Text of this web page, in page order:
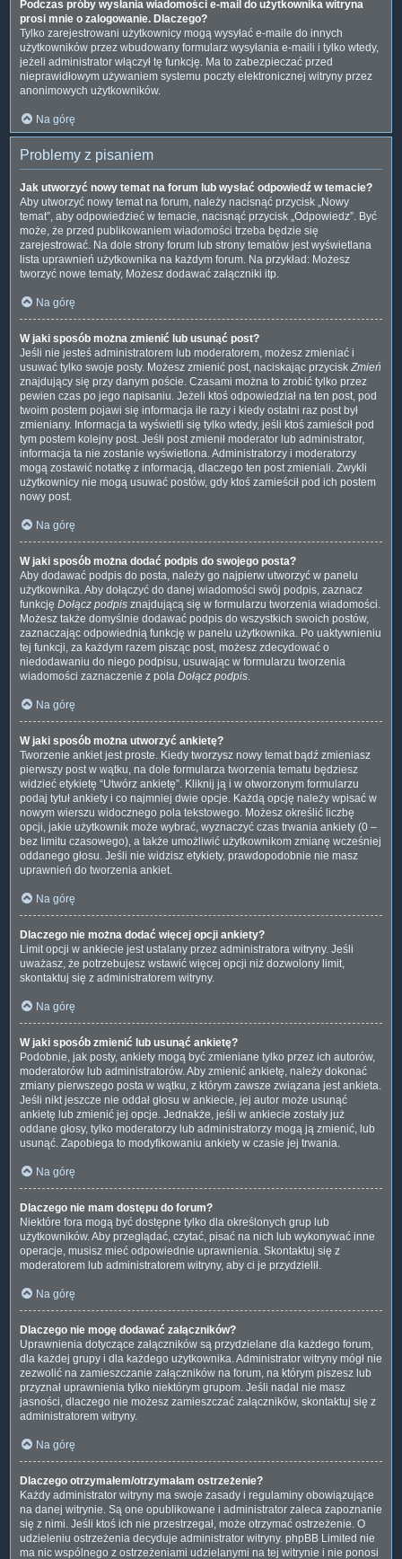
Podczas próby wysłania wiadomości e-mail do użytkownika witryna
prosi mnie o zalogowanie. Dlaczego?
Tylko zarejestrowani użytkownicy mogą wysyłać e-maile do innych
użytkowników przez wbudowany formularz wysyłania e-maili i tylko wtedy,
jeżeli administrator włączył tę funkcję. Ma to zabezpieczać przed
nieprawidłowym używaniem systemu poczty elektronicznej witryny przez
anonimowych użytkowników.
Na górę
Problemy z pisaniem
Jak utworzyć nowy temat na forum lub wysłać odpowiedź w temacie?
Aby utworzyć nowy temat na forum, należy nacisnąć przycisk „Nowy
temat”, aby odpowiedzieć w temacie, nacisnąć przycisk „Odpowiedz”. Być
może, że przed publikowaniem wiadomości trzeba będzie się
zarejestrować. Na dole strony forum lub strony tematów jest wyświetlana
lista uprawnień użytkownika na każdym forum. Na przykład: Możesz
tworzyć nowe tematy, Możesz dodawać załączniki itp.
Na górę
W jaki sposób można zmienić lub usunąć post?
Jeśli nie jesteś administratorem lub moderatorem, możesz zmieniać i
usuwać tylko swoje posty. Możesz zmienić post, naciskając przycisk Zmień
znajdujący się przy danym poście. Czasami można to zrobić tylko przez
pewien czas po jego napisaniu. Jeżeli ktoś odpowiedział na ten post, pod
twoim postem pojawi się informacja ile razy i kiedy ostatni raz post był
zmieniany. Informacja ta wyświetli się tylko wtedy, jeśli ktoś zamieścił pod
tym postem kolejny post. Jeśli post zmienił moderator lub administrator,
informacja ta nie zostanie wyświetlona. Administratorzy i moderatorzy
mogą zostawić notatkę z informacją, dlaczego ten post zmieniali. Zwykli
użytkownicy nie mogą usuwać postów, gdy ktoś zamieścił pod ich postem
nowy post.
Na górę
W jaki sposób można dodać podpis do swojego posta?
Aby dodawać podpis do posta, należy go najpierw utworzyć w panelu
użytkownika. Aby dołączyć do danej wiadomości swój podpis, zaznacz
funkcję Dołącz podpis znajdującą się w formularzu tworzenia wiadomości.
Możesz także domyślnie dodawać podpis do wszystkich swoich postów,
zaznaczając odpowiednią funkcję w panelu użytkownika. Po uaktywnieniu
tej funkcji, za każdym razem pisząc post, możesz zdecydować o
niedodawaniu do niego podpisu, usuwając w formularzu tworzenia
wiadomości zaznaczenie z pola Dołącz podpis.
Na górę
W jaki sposób można utworzyć ankietę?
Tworzenie ankiet jest proste. Kiedy tworzysz nowy temat bądź zmieniasz
pierwszy post w wątku, na dole formularza tworzenia tematu będziesz
widzieć etykietę “Utwórz ankietę”. Kliknij ją i w otworzonym formularzu
podaj tytuł ankiety i co najmniej dwie opcje. Każdą opcję należy wpisać w
nowym wierszu widocznego pola tekstowego. Możesz określić liczbę
opcji, jakie użytkownik może wybrać, wyznaczyć czas trwania ankiety (0 –
bez limitu czasowego), a także umożliwić użytkownikom zmianę wcześniej
oddanego głosu. Jeśli nie widzisz etykiety, prawdopodobnie nie masz
uprawnień do tworzenia ankiet.
Na górę
Dlaczego nie można dodać więcej opcji ankiety?
Limit opcji w ankiecie jest ustalany przez administratora witryny. Jeśli
uważasz, że potrzebujesz wstawić więcej opcji niż dozwolony limit,
skontaktuj się z administratorem witryny.
Na górę
W jaki sposób zmienić lub usunąć ankietę?
Podobnie, jak posty, ankiety mogą być zmieniane tylko przez ich autorów,
moderatorów lub administratorów. Aby zmienić ankietę, należy dokonać
zmiany pierwszego posta w wątku, z którym zawsze związana jest ankieta.
Jeśli nikt jeszcze nie oddał głosu w ankiecie, jej autor może usunąć
ankietę lub zmienić jej opcje. Jednakże, jeśli w ankiecie zostały już
oddane głosy, tylko moderatorzy lub administratorzy mogą ją zmienić, lub
usunąć. Zapobiega to modyfikowaniu ankiety w czasie jej trwania.
Na górę
Dlaczego nie mam dostępu do forum?
Niektóre fora mogą być dostępne tylko dla określonych grup lub
użytkowników. Aby przeglądać, czytać, pisać na nich lub wykonywać inne
operacje, musisz mieć odpowiednie uprawnienia. Skontaktuj się z
moderatorem lub administratorem witryny, aby ci je przydzielił.
Na górę
Dlaczego nie mogę dodawać załączników?
Uprawnienia dotyczące załączników są przydzielane dla każdego forum,
dla każdej grupy i dla każdego użytkownika. Administrator witryny mógł nie
zezwolić na zamieszczanie załączników na forum, na którym piszesz lub
przyznał uprawnienia tylko niektórym grupom. Jeśli nadal nie masz
jasności, dlaczego nie możesz zamieszczać załączników, skontaktuj się z
administratorem witryny.
Na górę
Dlaczego otrzymałem/otrzymałam ostrzeżenie?
Każdy administrator witryny ma swoje zasady i regulaminy obowiązujące
na danej witrynie. Są one opublikowane i administrator zaleca zapoznanie
się z nimi. Jeśli ktoś ich nie przestrzegał, może otrzymać ostrzeżenie. O
udzieleniu ostrzeżenia decyduje administrator witryny. phpBB Limited nie
ma nic wspólnego z ostrzeżeniami udzielanymi na tej witrynie i nie ponosi